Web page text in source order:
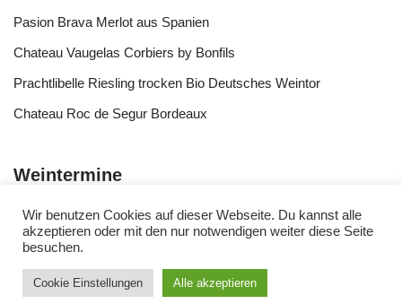
Pasion Brava Merlot aus Spanien
Chateau Vaugelas Corbiers by Bonfils
Prachtlibelle Riesling trocken Bio Deutsches Weintor
Chateau Roc de Segur Bordeaux
Weintermine
Wir benutzen Cookies auf dieser Webseite. Du kannst alle
akzeptieren oder mit den nur notwendigen weiter diese Seite
besuchen.
Cookie Einstellungen Alle akzeptieren